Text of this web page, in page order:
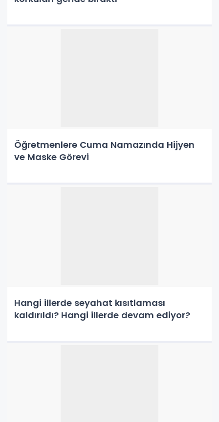
Öğretmenlere Cuma Namazında Hijyen
ve Maske Görevi
Hangi illerde seyahat kısıtlaması
kaldırıldı? Hangi illerde devam ediyor?